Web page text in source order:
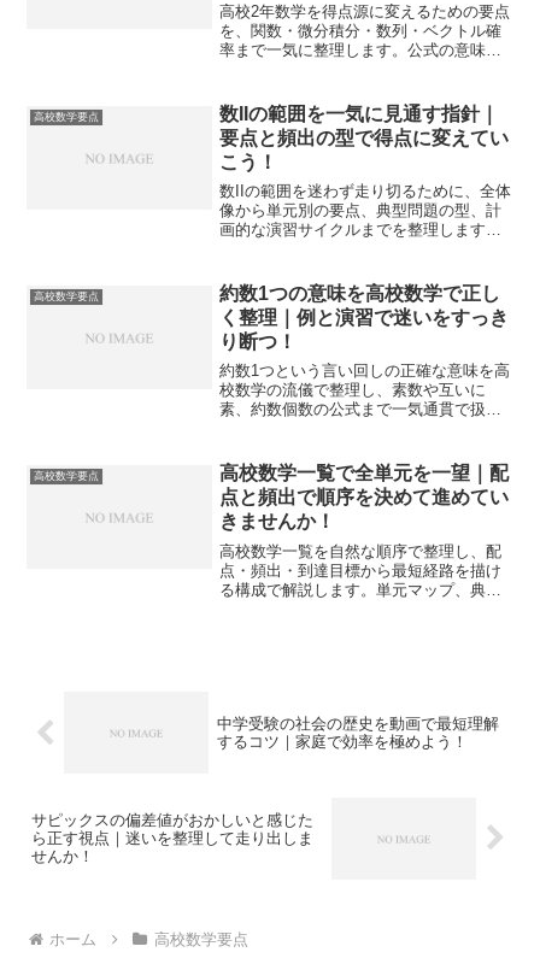
高校2年数学を得点源に変えるための要点
を、関数・微分積分・数列・ベクトル確
率まで一気に整理します。公式の意味と
高校数学要点
数IIの範囲を一気に見通す指針｜
要点と頻出の型で得点に変えてい
こう！
数IIの範囲を迷わず走り切るために、全体
像から単元別の要点、典型問題の型、計
画的な演習サイクルまでを整理します。
高校数学要点
約数1つの意味を高校数学で正し
く整理｜例と演習で迷いをすっき
り断つ！
約数1つという言い回しの正確な意味を高
校数学の流儀で整理し、素数や互いに
素、約数個数の公式まで一気通貫で扱い
高校数学要点
高校数学一覧で全単元を一望｜配
点と頻出で順序を決めて進めてい
きませんか！
高校数学一覧を自然な順序で整理し、配
点・頻出・到達目標から最短経路を描け
る構成で解説します。単元マップ、典型
中学受験の社会の歴史を動画で最短理解
するコツ｜家庭で効率を極めよう！
サピックスの偏差値がおかしいと感じた
ら正す視点｜迷いを整理して走り出しま
せんか！
ホーム 高校数学要点